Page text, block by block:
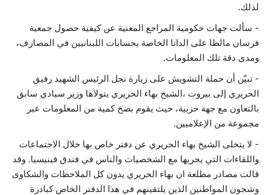
لذلك.
- سألت جهات حكومية المراجع المعنية عن كيفية حصول جمعية
فرسان مالطا على الداتا الخاصة بحسابات اللبنانيين في المصارف،
ومدى دقة تلك المعلومات.
- تبيّن أن حملة التشويش على زيارة نجل الرئيس الشهيد رفيق
الحريري إلى بيروت ،الشيخ بهاء الحريري يتولاها وزير سيادي سابق
بالتعاون مع جهة حزبية، حيث يقوم بضخ كمية من المعلومات عبر
مجموعة من الإعلاميين.
- لا يتخلى الشيخ بهاء الحريري عن دفتر خاص بها خلال الاجتماعات
واللقاءات التي يجريها مع الشخصيات والناس في فندق فينيسيا. وقد
قالت مصادر مطلعة ان بهاء الحريري يدون كل الملاحظات والشكاوى
وشجون المواطنين الذين يلتقينهم في هذا الدفتر الخاص كبادرة